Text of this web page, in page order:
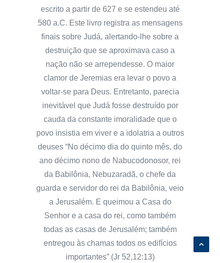
escrito a partir de 627 e se estendeu até
580 a.C. Este livro registra as mensagens
finais sobre Judá, alertando-lhe sobre a
destruição que se aproximava caso a
nação não se arrependesse. O maior
clamor de Jeremias era levar o povo a
voltar-se para Deus. Entretanto, parecia
inevitável que Judá fosse destruído por
cauda da constante imoralidade que o
povo insistia em viver e a idolatria a outros
deuses “No décimo dia do quinto mês, do
ano décimo nono de Nabucodonosor, rei
da Babilônia, Nebuzaradã, o chefe da
guarda e servidor do rei da Babilônia, veio
a Jerusalém. E queimou a Casa do
Senhor e a casa do rei, como também
todas as casas de Jerusalém; também
entregou às chamas todos os edifícios
importantes” (Jr 52,12:13)